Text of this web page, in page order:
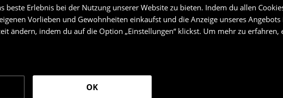
Erlebnis bei der Nutzung unserer Website zu bieten. Indem du allen
Vorlieben und Gewohnheiten einkaufst und die Anzeige unseres
ändern, indem du auf die Option „Einstellungen“ klickst. Um mehr zu
OK